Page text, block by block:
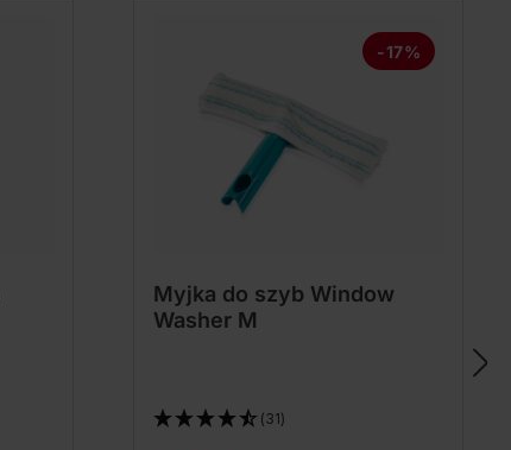
-17%
Myjka do szyb Window
Washer M
(31)